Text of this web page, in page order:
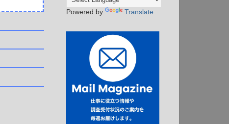
Powered by Translate